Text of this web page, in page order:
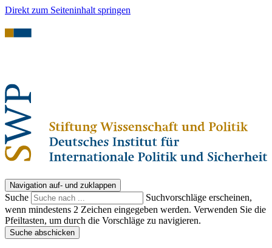
Direkt zum Seiteninhalt springen
Navigation auf- und zuklappen
Suche
Suchvorschläge erscheinen,
wenn mindestens 2 Zeichen eingegeben werden. Verwenden Sie die
Pfeiltasten, um durch die Vorschläge zu navigieren.
Suche abschicken